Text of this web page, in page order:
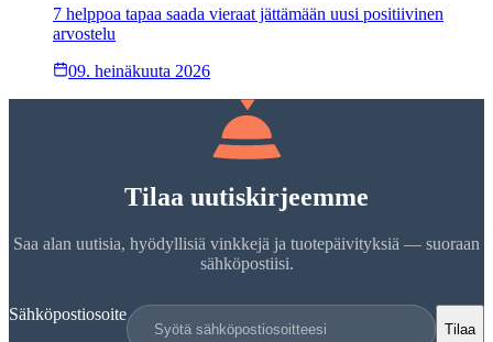
7 helppoa tapaa saada vieraat jättämään uusi positiivinen
arvostelu
09. heinäkuuta 2026
Tilaa uutiskirjeemme
Saa alan uutisia, hyödyllisiä vinkkejä ja tuotepäivityksiä — suoraan
sähköpostiisi.
Sähköpostiosoite
Tilaa